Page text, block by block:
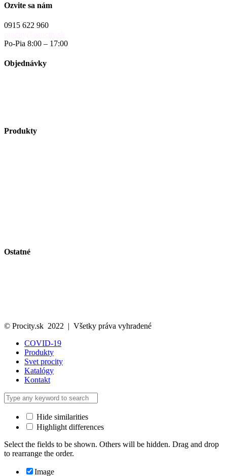
Ozvite sa nám
0915 622 960
Po-Pia 8:00 – 17:00
Objednávky
Produkty
Ostatné
© Procity.sk 2022 | Všetky práva vyhradené
COVID-19
Produkty
Svet procity
Katalógy
Kontakt
Hide similarities
Highlight differences
Select the fields to be shown. Others will be hidden. Drag and drop
to rearrange the order.
Image